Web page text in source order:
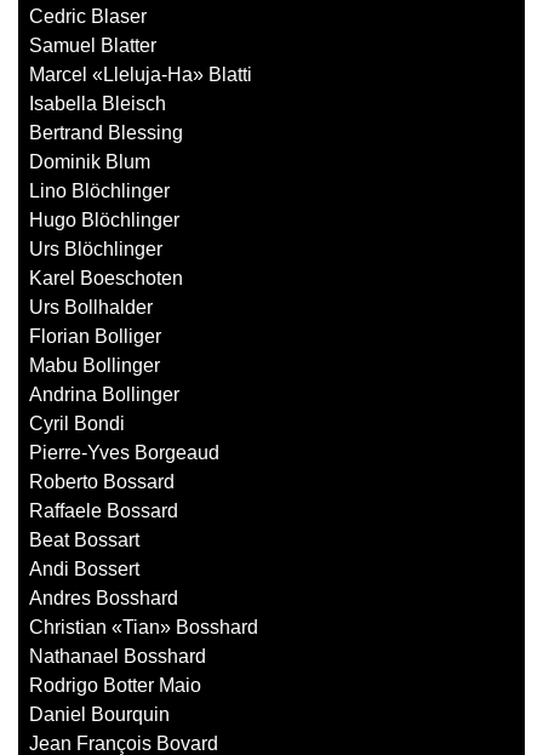
Cedric Blaser
Samuel Blatter
Marcel «Lleluja-Ha» Blatti
Isabella Bleisch
Bertrand Blessing
Dominik Blum
Lino Blöchlinger
Hugo Blöchlinger
Urs Blöchlinger
Karel Boeschoten
Urs Bollhalder
Florian Bolliger
Mabu Bollinger
Andrina Bollinger
Cyril Bondi
Pierre-Yves Borgeaud
Roberto Bossard
Raffaele Bossard
Beat Bossart
Andi Bossert
Andres Bosshard
Christian «Tian» Bosshard
Nathanael Bosshard
Rodrigo Botter Maio
Daniel Bourquin
Jean François Bovard